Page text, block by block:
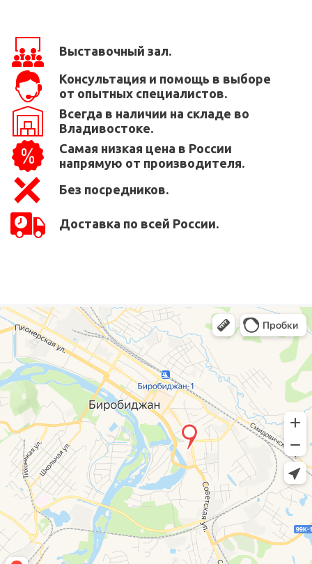
Выставочный зал.
Консультация и помощь в выборе
от опытных специалистов.
Всегда в наличии на складе во
Владивостоке.
Самая низкая цена в России
напрямую от производителя.
Без посредников.
Доставка по всей России.